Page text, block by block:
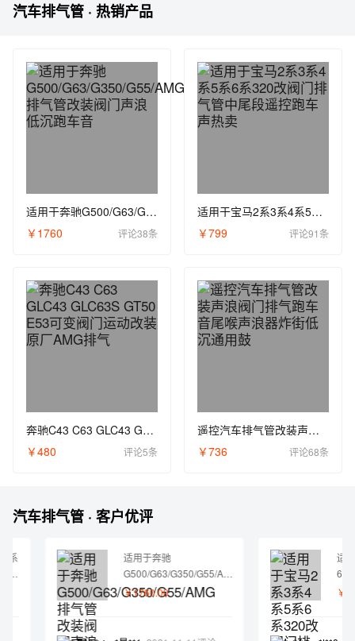
汽车排气管 · 热销产品
适用于奔驰G500/G63/G350/G55/AMG排气管改装阀门声浪低沉跑车音
￥1760
评论38条
适用于宝马2系3系4系5系6系320改阀门排气管中尾段遥控跑车声热卖
￥799
评论91条
奔驰C43 C63 GLC43 GLC63S GT50 E53可变阀门运动改装原厂AMG排气
￥480
评论5条
遥控汽车排气管改装声浪阀门排气跑车音尾喉声浪器炸街低沉通用鼓
￥736
评论68条
汽车排气管 · 客户优评
适用于奔驰
G500/G63/G350/G55/AMG
排气管改装阀门声浪低沉跑
车音
￥1760.00
适用于宝
6系320改
段遥控跑
￥799.00